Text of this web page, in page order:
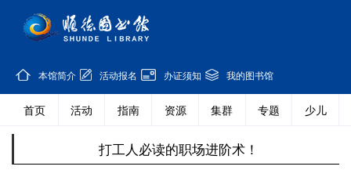
本馆简介 活动报名 办证须知 我的图书馆
首页 活动 指南 资源 集群 专题 少儿
打工人必读的职场进阶术！